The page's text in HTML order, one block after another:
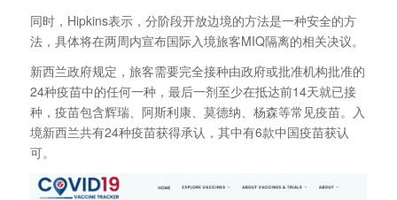
同时，Hipkins表示，分阶段开放边境的方法是一种安全的方
法，具体将在两周内宣布国际入境旅客MIQ隔离的相关决议。
新西兰政府规定，旅客需要完全接种由政府或批准机构批准的
24种疫苗中的任何一种，最后一剂至少在抵达前14天就已接
种，疫苗包含辉瑞、阿斯利康、莫德纳、杨森等常见疫苗。入
境新西兰共有24种疫苗获得承认，其中有6款中国疫苗获认
可。